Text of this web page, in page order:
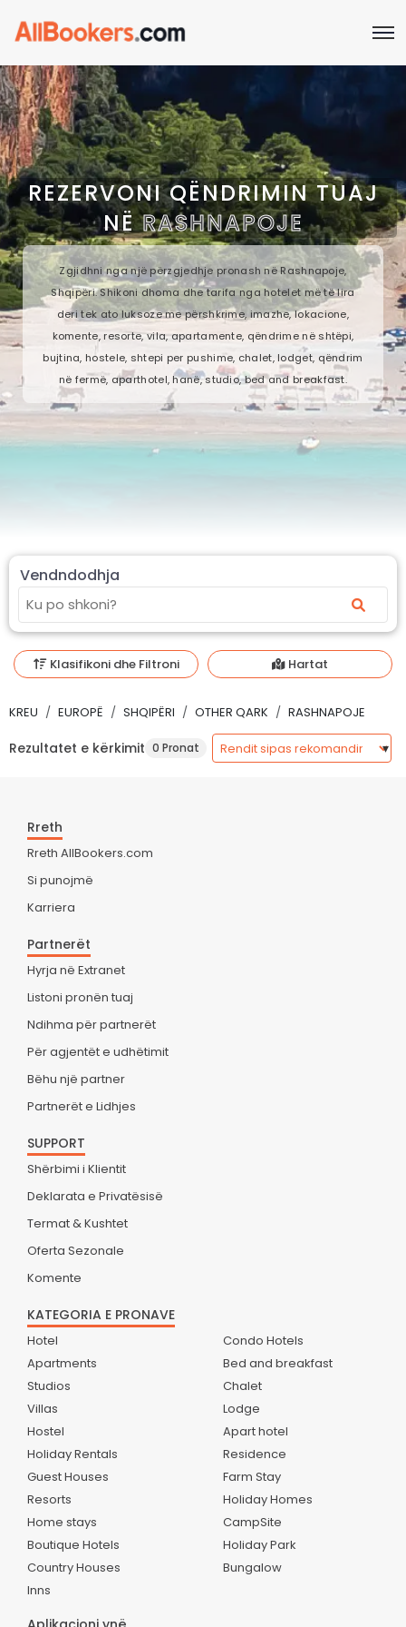
REZERVONI QËNDRIMIN TUAJ
NËRASHNAPOJE
Zgjidhni nga një përzgjedhje pronash në Rashnapoje,
Shqipëri. Shikoni dhoma dhe tarifa nga hotelet më të lira
deri tek ato luksoze me përshkrime, imazhe, lokacione,
komente, resorte, vila, apartamente, qëndrime në shtëpi,
bujtina, hostele, shtepi per pushime, chalet, lodget, qëndrim
në fermë, aparthotel, hanë, studio, bed and breakfast.
Vendndodhja
Klasifikoni dhe Filtroni Hartat
KREU EUROPË SHQIPËRI OTHER QARK RASHNAPOJE
Rezultatet e kërkimit 0 Pronat
Rreth
Rreth AllBookers.com
Si punojmë
Karriera
Partnerët
Hyrja në Extranet
Listoni pronën tuaj
Ndihma për partnerët
Për agjentët e udhëtimit
Bëhu një partner
Partnerët e Lidhjes
SUPPORT
Shërbimi i Klientit
Deklarata e Privatësisë
Termat & Kushtet
Oferta Sezonale
Komente
KATEGORIA E PRONAVE
Hotel
Apartments
Studios
Villas
Hostel
Holiday Rentals
Guest Houses
Resorts
Home stays
Boutique Hotels
Country Houses
Inns
Condo Hotels
Bed and breakfast
Chalet
Lodge
Apart hotel
Residence
Farm Stay
Holiday Homes
CampSite
Holiday Park
Bungalow